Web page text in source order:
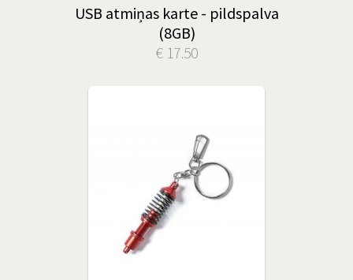
USB atmiņas karte - pildspalva
(8GB)
€ 17.50